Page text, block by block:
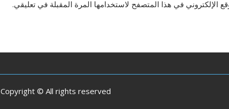
الإلكتروني في هذا المتصفح لاستخدامها المرة المقبلة في تعليقي.
Copyright © All rights reserved